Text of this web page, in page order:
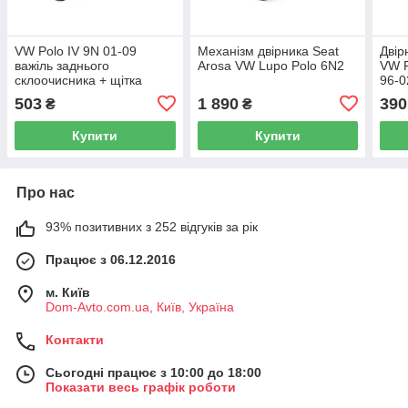
VW Polo IV 9N 01-09
важіль заднього
склоочисника + щітка
503 ₴
Купити
Механізм двірника Seat
Arosa VW Lupo Polo 6N2
1 890₴
Купити
VW
96-
390
Про нас
93% позитивних з 252 відгуків за рік
Працює з 06.12.2016
м. Київ
Dom-Avto.com.ua, Київ, Україна
Контакти
Сьогодні працює з 10:00 до 18:00
Показати весь графік роботи